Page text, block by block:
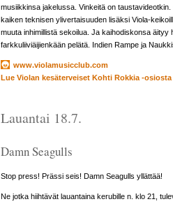
musiikkinsa jakelussa. Vinkeitä on
kaiken teknisen ylivertaisuuden lisäksi Viola-
muuta inhimillistä sekoilua. Ja kaihodiskonsa
farkkuliiviäijienkään pelätä. Indien Rampe ja
www.violamusicclub.com
Lue Violan kesäterveiset Kohti Rokkia -osiosta
Lauantai 18.7.
Damn Seagulls
Stop press! Prässi seis! Damn Seagulls yllättää!
Ne jotka hiihtävät lauantaina kerubille n. klo 21,